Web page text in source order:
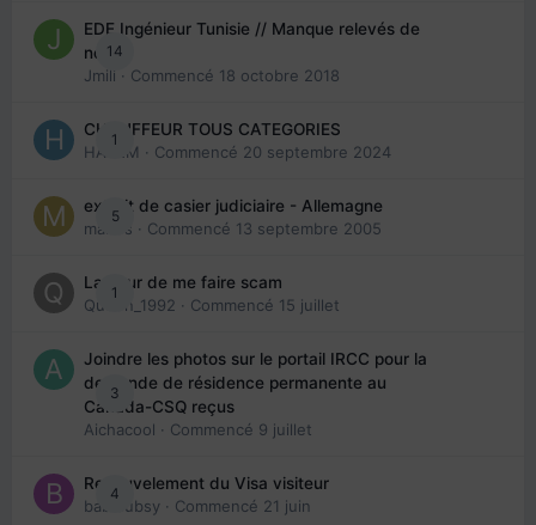
14
EDE Ingénieur Tunisie // Manque relevés de
note
Jmili · Commencé 18 octobre 2018
1
CHAUFFEUR TOUS CATEGORIES
HAZEM · Commencé 20 septembre 2024
5
extrait de casier judiciaire - Allemagne
maries · Commencé 13 septembre 2005
1
La peur de me faire scam
Queen_1992 · Commencé 15 juillet
3
Joindre les photos sur le portail IRCC pour la
demande de résidence permanente au
Canada-CSQ reçus
Aichacool · Commencé 9 juillet
4
Renouvelement du Visa visiteur
babibubsy · Commencé 21 juin